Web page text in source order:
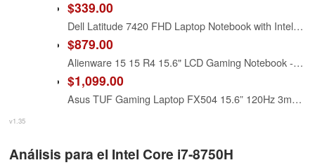
$339.00
Dell Latitude 7420 FHD Laptop Notebook with Intel Core i7 11th Gen Processor (16GB Ram, 512GB SSD, WiFi, Bluetooth) Windows 11 Pro - Carbon Fiber (Renewed)
$879.00
Alienware 15 15 R4 15.6" LCD Gaming Notebook - Intel Core i7 (8th Gen) i7-8750H Hexa-core (6 Core) 2.20 GHz - 8 GB DDR4 SDRAM - 256 GB SSD - Windows 10 Home 64-bit (English) - 1920 x 1080 - in-pl
$1,099.00
Asus TUF Gaming Laptop FX504 15.6” 120Hz 3ms Full HD, Intel Core i7-8750H Processor, GeForce GTX 1060 6GB, 16GB DDR4, 256GB PCIe SSD + 1TB HDD, Gigabit WiFi, Windows 10 Home - FX504GM-ES74
v1.35
Análisis para el Intel Core i7-8750H